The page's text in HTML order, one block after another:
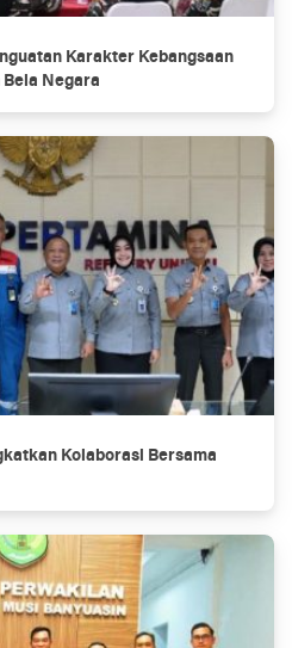
Karakter Kebangsaan
Negara
Kolaborasi Bersama